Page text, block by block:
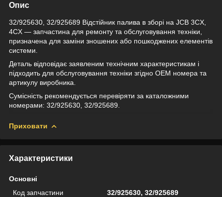
Опис
32/925630, 32/925689 Відстійник палива в зборі на JCB 3CX,
4CX — запчастина для ремонту та обслуговування техніки,
призначена для заміни зношених або пошкоджених елементів
системи.
Деталь відповідає заявленим технічним характеристикам і
підходить для обслуговування техніки згідно OEM номера та
артикулу виробника.
Сумісність рекомендується перевіряти за каталожними
номерами: 32/925630, 32/925689.
Приховати
Характеристики
Основні
Код запчастини
32/925630, 32/925689